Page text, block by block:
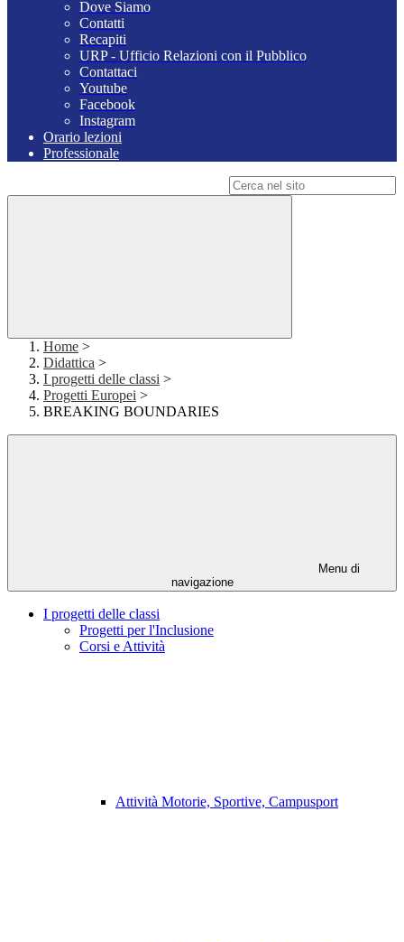
Dove Siamo
Contatti
Recapiti
URP - Ufficio Relazioni con il Pubblico
Contattaci
Youtube
Facebook
Instagram
Orario lezioni
Professionale
Home >
Didattica >
I progetti delle classi >
Progetti Europei >
BREAKING BOUNDARIES
Menu di
navigazione
I progetti delle classi
Progetti per l'Inclusione
Corsi e Attività
Attività Motorie, Sportive, Campusport